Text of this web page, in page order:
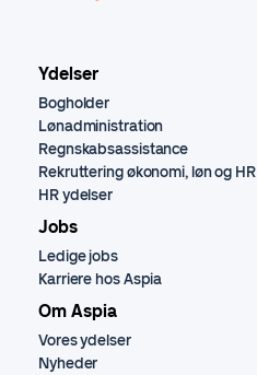
Ydelser
Bogholder
Lønadministration
Regnskabsassistance
Rekruttering økonomi, løn og HR
HR ydelser
Jobs
Ledige jobs
Karriere hos Aspia
Om Aspia
Vores ydelser
Nyheder